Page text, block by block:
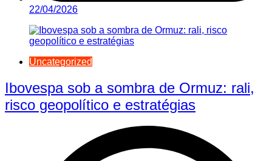
22/04/2026
Uncategorized
Ibovespa sob a sombra de Ormuz: rali,
risco geopolítico e estratégias